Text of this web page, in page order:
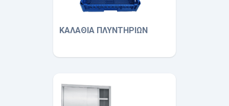
ΚΑΛΑΘΙΑ ΠΛΥΝΤΗΡΙΩΝ